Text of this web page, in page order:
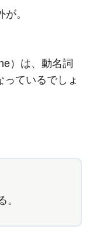
。
）は、動名詞
っているでしょ
。